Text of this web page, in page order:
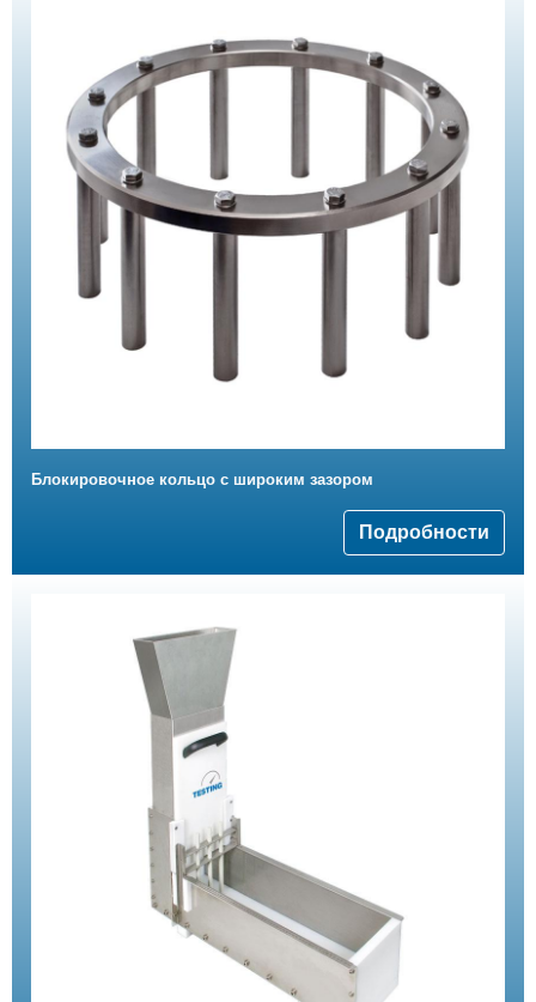
Блокировочное кольцо с широким зазором
Подробности